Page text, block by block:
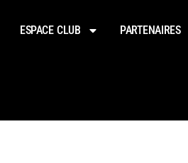
ESPACE CLUB PARTENAIRES